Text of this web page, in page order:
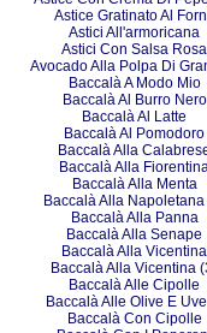
Astice Gratinato Al
Astici All'armoricana
Astici Con Salsa Rosa
Avocado Alla Polpa Di
Baccalà A Modo Mio
Baccalà Al Burro Nero
Baccalà Al Latte
Baccalà Al Pomodoro
Baccalà Alla
Baccalà Alla
Baccalà Alla Menta
Baccalà Alla Napoletana
Baccalà Alla Panna
Baccalà Alla Senape
Baccalà Alla Vicentina
Baccalà Alla Vicentina
Baccalà Alle Cipolle
Baccalà Alle Olive E
Baccalà Con Cipolle